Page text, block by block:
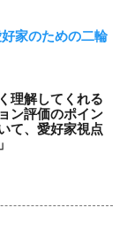
家のための二輪
理解してくれる
ン評価のポイン
て、愛好家視点